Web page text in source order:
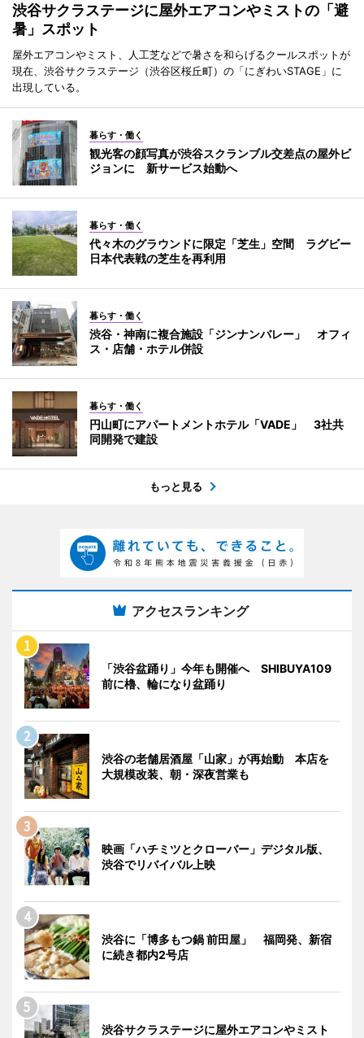
渋谷サクラステージに屋外エアコンやミストの「避
暑」スポット
屋外エアコンやミスト、人工芝などで暑さを和らげるクールスポットが
現在、渋谷サクラステージ（渋谷区桜丘町）の「にぎわいSTAGE」に
出現している。
暮らす・働く
観光客の顔写真が渋谷スクランブル交差点の屋外ビ
ジョンに 新サービス始動へ
暮らす・働く
代々木のグラウンドに限定「芝生」空間 ラグビー
日本代表戦の芝生を再利用
暮らす・働く
渋谷・神南に複合施設「ジンナンバレー」 オフィ
ス・店舗・ホテル併設
暮らす・働く
円山町にアパートメントホテル「VADE」 3社共
同開発で建設
もっと見る
アクセスランキング
「渋谷盆踊り」今年も開催へ SHIBUYA109
前に櫓、輪になり盆踊り
渋谷の老舗居酒屋「山家」が再始動 本店を
大規模改装、朝・深夜営業も
映画「ハチミツとクローバー」デジタル版、
渋谷でリバイバル上映
渋谷に「博多もつ鍋 前田屋」 福岡発、新宿
に続き都内2号店
渋谷サクラステージに屋外エアコンやミスト